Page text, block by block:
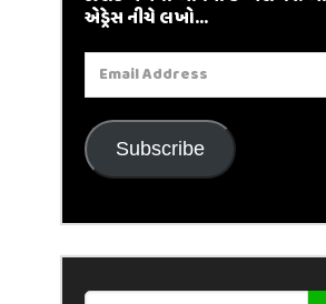
એડ્રેસ નીચે લખો...
Email
Address
Subscribe